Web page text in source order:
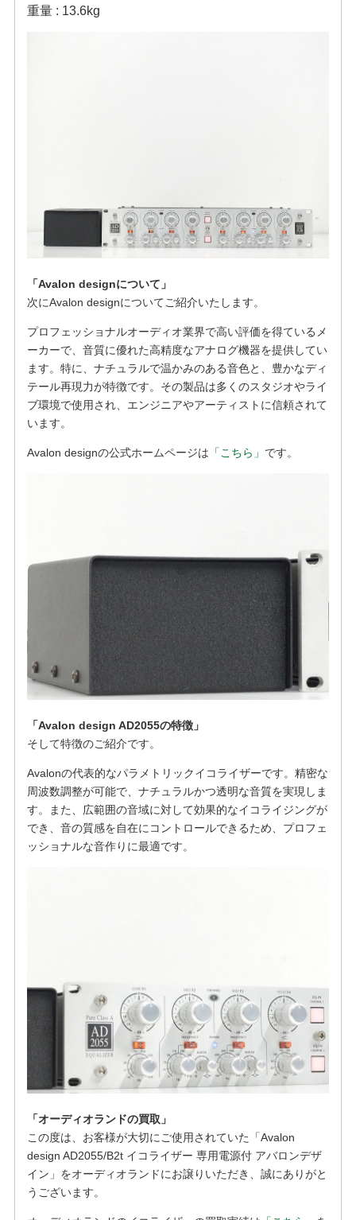
重量 : 13.6kg
「Avalon designについて」
次にAvalon designについてご紹介いたします。
プロフェッショナルオーディオ業界で高い評価を得ているメ
ーカーで、音質に優れた高精度なアナログ機器を提供してい
ます。特に、ナチュラルで温かみのある音色と、豊かなディ
テール再現力が特徴です。その製品は多くのスタジオやライ
ブ環境で使用され、エンジニアやアーティストに信頼されて
います。
Avalon designの公式ホームページは 「こちら」 です。
「Avalon design AD2055の特徴」
そして特徴のご紹介です。
Avalonの代表的なパラメトリックイコライザーです。精密な
周波数調整が可能で、ナチュラルかつ透明な音質を実現しま
す。また、広範囲の音域に対して効果的なイコライジングが
でき、音の質感を自在にコントロールできるため、プロフェ
ッショナルな音作りに最適です。
「オーディオランドの買取」
この度は、お客様が大切にご使用されていた「Avalon
design AD2055/B2t イコライザー 専用電源付 アバロンデザ
イン」をオーディオランドにお譲りいただき、誠にありがと
うございます。